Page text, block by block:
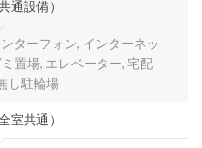
通設備）
ターフォン, インターネッ
置場, エレベーター, 宅配
し駐輪場
室共通）